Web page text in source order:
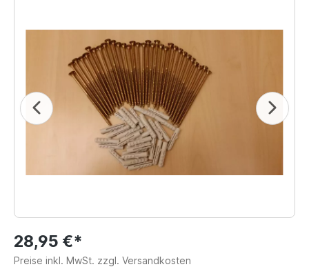
28,95 €*
Preise inkl. MwSt. zzgl. Versandkosten